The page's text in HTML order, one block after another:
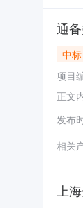
通
中
项目
正文
发布
相关
上